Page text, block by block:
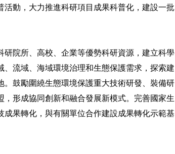
動，大力推進科研項目成果科普化，建設一批
院所、高校、企業等優勢科研資源，建立科學
流域、海域環境治理和生態保護需求，探索建
鼓勵圍繞生態環境保護重大技術研發、裝備研
形成協同創新和融合發展新模式。完善國家生
果轉化，與有關單位合作建設成果轉化示範基